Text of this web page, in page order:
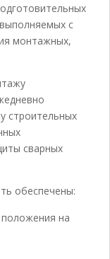
с
монтажных,
строительных
сварных
обеспечены:
на